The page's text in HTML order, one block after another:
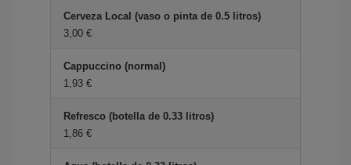
Cerveza Local (vaso o pinta de 0.5 litros)
3,00 €
Cappuccino (normal)
1,93 €
Refresco (botella de 0.33 litros)
1,86 €